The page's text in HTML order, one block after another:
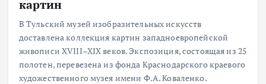
картин
В Тульский музей изобразительных искусств
доставлена коллекция картин западноевропейской
живописи XVIII–XIX веков. Экспозиция, состоящая из 25
полотен, перевезена из фонда Краснодарского краевого
художественного музея имени Ф.А. Коваленко.